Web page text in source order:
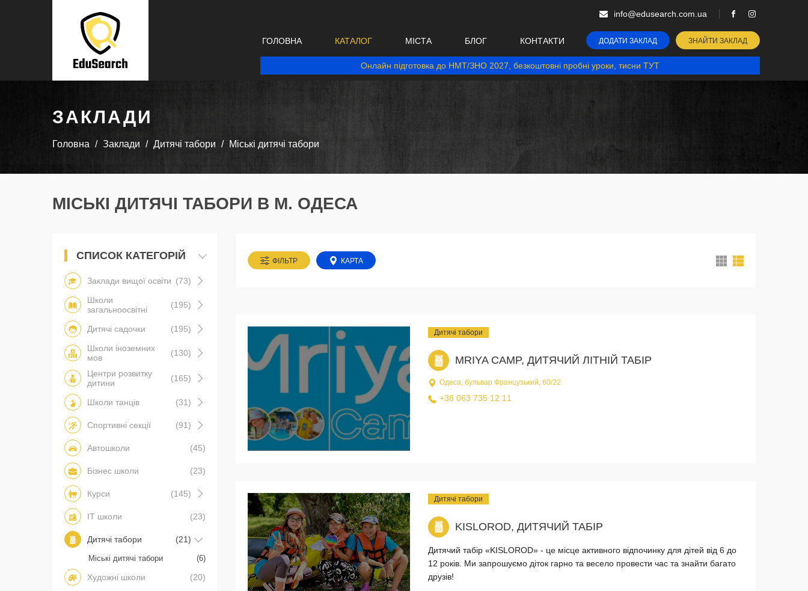
info@edusearch.com.ua
ГОЛОВНА КАТАЛОГ МІСТА БЛОГ КОНТАКТИ ДОДАТИ ЗАКЛАД ЗНАЙТИ ЗАКЛАД
Онлайн підготовка до НМТ/ЗНО 2027, безкоштовні пробні уроки, тисни ТУТ
ЗАКЛАДИ
Головна Заклади Дитячі табори Міські дитячі табори
МІСЬКІ ДИТЯЧІ ТАБОРИ В М. ОДЕСА
ФІЛЬТР КАРТА
Дитячі табори
MRIYA CAMP, ДИТЯЧИЙ ЛІТНІЙ ТАБІР
Одеса, бульвар Французький, 60/22
+38 063 735 12 11
Дитячі табори
KISLOROD, ДИТЯЧИЙ ТАБIР
Дитячий табір «KISLOROD» - це місце активного відпочинку для дітей від 6 до
12 років. Ми запрошуємо діток гарно та весело провести час та знайти багато
друзів!
СПИСОК КАТЕГОРІЙ
Заклади вищої освіти (73)
Школи
загальноосвітні
(195)
Дитячі садочки
(195)
Школи іноземних
мов
(130)
Центри розвитку
дитини
(165)
Школи танців (31)
Спортивні секції (91)
Автошколи (45)
Бізнес школи (23)
Курси (145)
IT школи (23)
Дитячі табори (21)
Міські дитячі табори (6)
Художні школи (20)